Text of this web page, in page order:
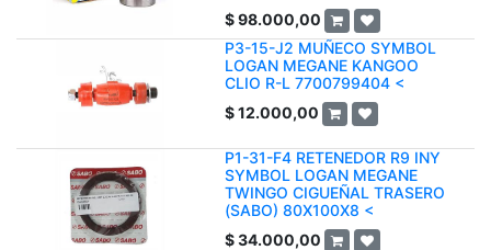
$98.000,00
P3-15-J2 MUÑECO SYMBOL
LOGAN MEGANE KANGOO
CLIO R-L 7700799404 <
$12.000,00
P1-31-F4 RETENEDOR R9 INY
SYMBOL LOGAN MEGANE
TWINGO CIGUEÑAL TRASERO
(SABO) 80X100X8 <
$34.000,00